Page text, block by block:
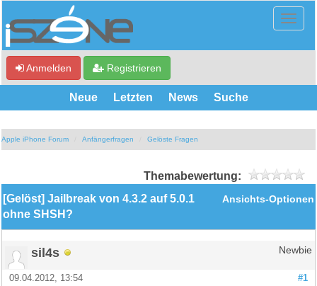
Anmelden Registrieren
Neue Letzten News Suche
Apple iPhone Forum Anfängerfragen Gelöste Fragen
Themabewertung:
Ansichts-Optionen
[Gelöst] Jailbreak von 4.3.2 auf 5.0.1
ohne SHSH?
sil4s Newbie
#1
09.04.2012, 13:54